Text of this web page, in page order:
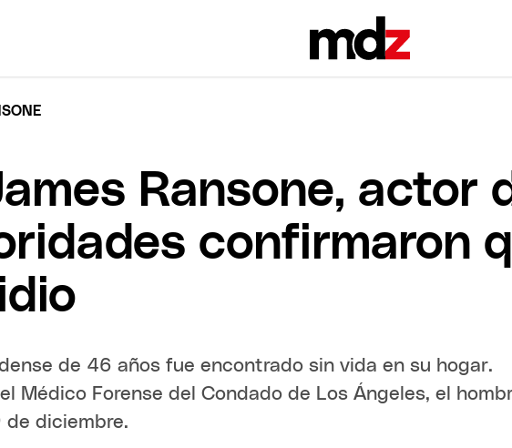
Ransone, actor
confirmaron
de 46 años fue encontrado sin vida en su hogar.
Médico Forense del Condado de Los Ángeles, el
de diciembre.